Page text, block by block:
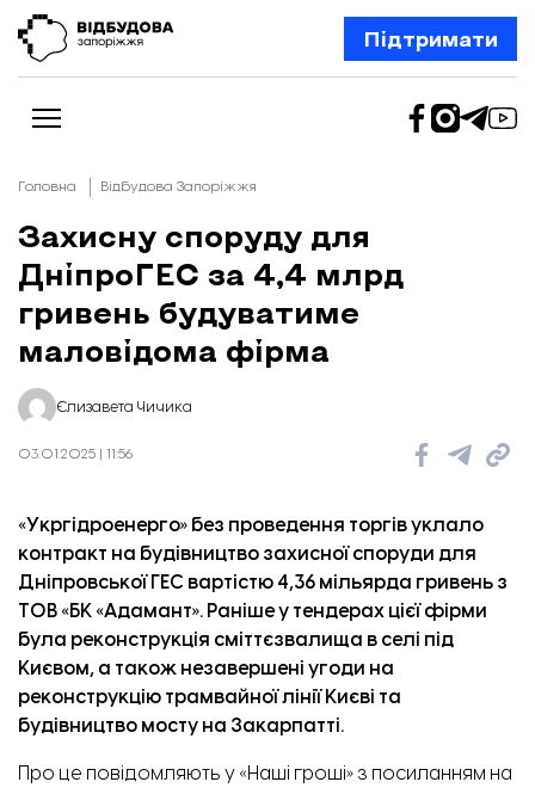
Підтримати
Новини
Відбудова Запоріжжя
Ексклюзив
Бізнес
Шлях додому
Колонки
Про нас
Редакційна політика
Головна Відбудова Запоріжжя
Захисну споруду для
ДніпроГЕС за 4,4 млрд
гривень будуватиме
маловідома фірма
Єлизавета Чичика
03.01.2025 | 11:56
«Укргідроенерго» без проведення торгів уклало
контракт на будівництво захисної споруди для
Дніпровської ГЕС вартістю 4,36 мільярда гривень з
ТОВ «БК «Адамант». Раніше у тендерах цієї фірми
була реконструкція сміттєзвалища в селі під
Києвом, а також незавершені угоди на
реконструкцію трамвайної лінії Києві та
будівництво мосту на Закарпатті.
Про це повідомляють у «Наші гроші» з посиланням на